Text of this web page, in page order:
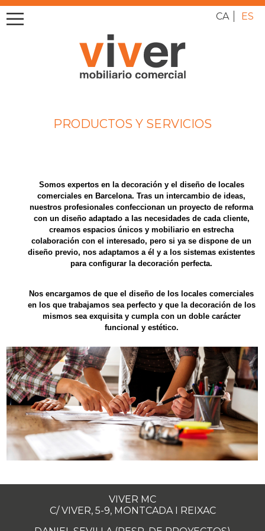
CA ES
PRODUCTOS Y SERVICIOS
Somos expertos en la decoración y el diseño de locales
comerciales en Barcelona. Tras un intercambio de ideas,
nuestros profesionales confeccionan un proyecto de reforma
con un diseño adaptado a las necesidades de cada cliente,
creamos espacios únicos y mobiliario en estrecha
colaboración con el interesado, pero si ya se dispone de un
diseño previo, nos adaptamos a él y a los sistemas existentes
para configurar la decoración perfecta.
Nos encargamos de que el diseño de los locales comerciales
en los que trabajamos sea perfecto y que la decoración de los
mismos sea exquisita y cumpla con un doble carácter
funcional y estético.
VIVER MC
C/ VIVER, 5-9, MONTCADA I REIXAC